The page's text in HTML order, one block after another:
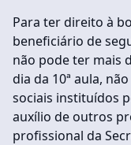
Para ter direito à
beneficiário de
não pode ter mais
dia da 10ª aula,
sociais instituídos
auxílio de outros
profissional da